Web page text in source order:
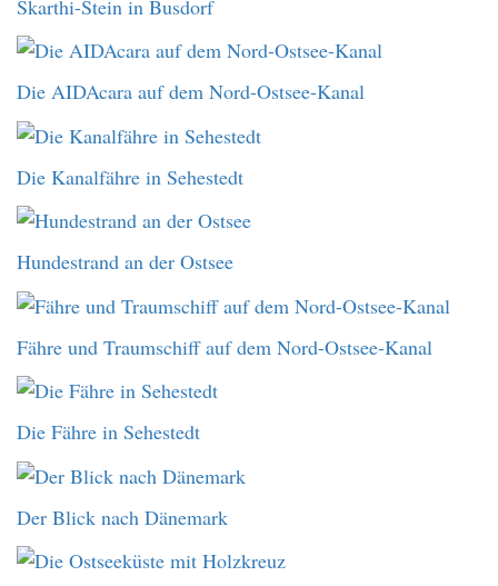
Skarthi-Stein in Busdorf
Die AIDAcara auf dem Nord-Ostsee-Kanal
Die Kanalfähre in Sehestedt
Hundestrand an der Ostsee
Fähre und Traumschiff auf dem Nord-Ostsee-Kanal
Die Fähre in Sehestedt
Der Blick nach Dänemark